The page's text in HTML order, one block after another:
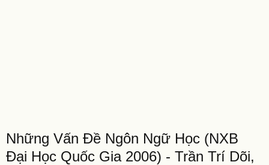
Những Vấn Đề Ngôn Ngữ Học (NXB
Đại Học Quốc Gia 2006) - Trần Trí Dõi,